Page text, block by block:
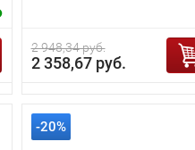
2 948,34 руб.
2 358,67 руб.
-20%